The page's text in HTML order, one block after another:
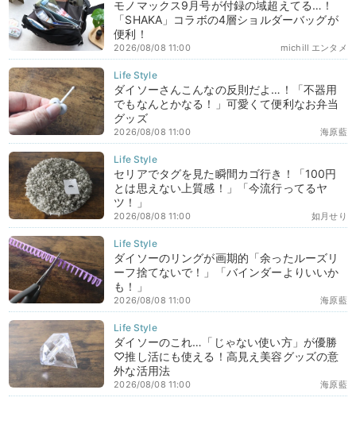
モノマックス9月号が付録の域超えてる…！
「SHAKA」コラボの4層ショルダーバッグが
便利！
michill エンタメ
2026/08/08 11:00
ダイソーさんこんなの反則だよ…！「不器用
でもなんとかなる！」可愛くて便利なお弁当
グッズ
海原藍
2026/08/08 11:00
セリアでタグを見た瞬間カゴ行き！「100円
とは思えない上質感！」「今流行ってるヤ
ツ！」
如月せり
2026/08/08 11:00
ダイソーのリングが画期的「余ったルーズリ
ーフ捨てないで！」「バインダーよりいいか
も！」
海原藍
2026/08/08 11:00
ダイソーのこれ…「じゃない使い方」が優勝
♡推し活にも使える！高見え美容グッズの意
外な活用法
海原藍
2026/08/08 11:00